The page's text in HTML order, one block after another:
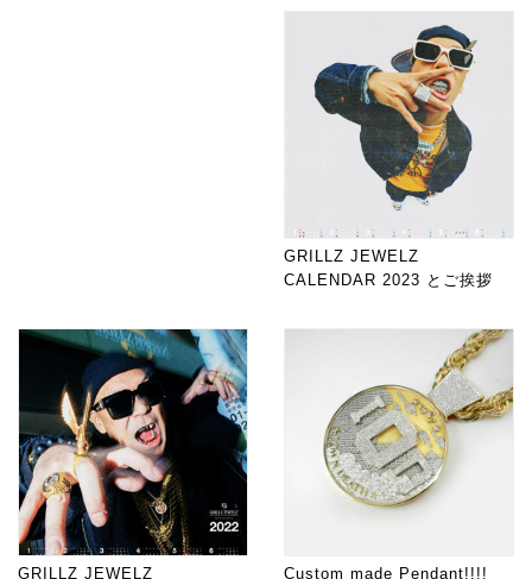
GRILLZ JEWELZ
CALENDAR 2023 とご挨拶
GRILLZ JEWELZ
Custom made Pendant!!!!